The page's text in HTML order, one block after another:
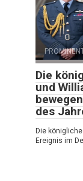
Die
und
des
Die
Ereignis im